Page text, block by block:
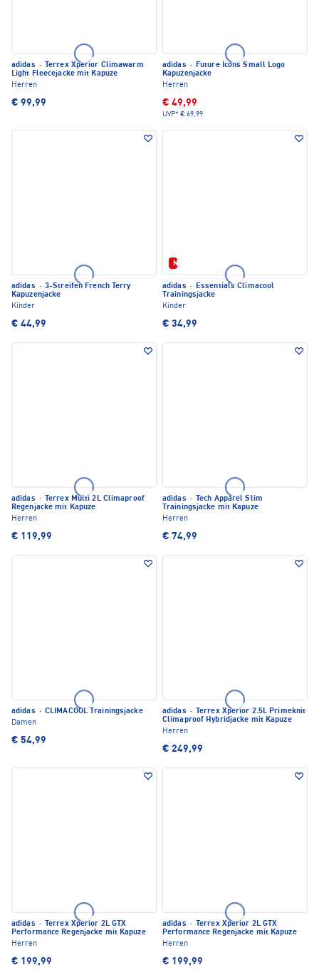
adidas ·
Terrex Xperior Climawarm
Light Fleecejacke mit Kapuze
Herren
€ 99,99
adidas · Future Icons Small Logo
Kapuzenjacke
Herren
€ 49,99
UVP* € 69,99
adidas · 3-Streifen French Terry
Kapuzenjacke
Kinder
€ 44,99
Neu
adidas · Essentials Climacool
Trainingsjacke
Kinder
€ 34,99
adidas ·
Terrex Multi 2L Climaproof
Regenjacke mit Kapuze
Herren
€ 119,99
adidas ·
Tech Apparel Slim
Trainingsjacke mit Kapuze
Herren
€ 74,99
adidas · CLIMACOOL Trainingsjacke
Damen
€ 54,99
adidas ·
Terrex Xperior 2.5L Primeknit
Climaproof Hybridjacke mit Kapuze
Herren
€ 249,99
adidas ·
Terrex Xperior 2L GTX
Performance Regenjacke mit Kapuze
Herren
€ 199,99
adidas ·
Terrex Xperior 2L GTX
Performance Regenjacke mit Kapuze
Herren
€ 199,99